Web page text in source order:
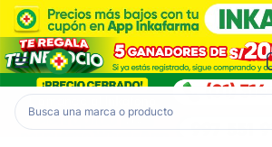
Inkafarma